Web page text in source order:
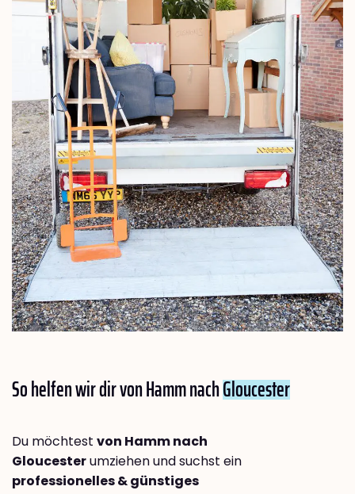
So helfen wir dir von Hamm nachGloucester
Du möchtest von Hamm nach
Gloucesterumziehen und suchst ein
professionelles & günstiges